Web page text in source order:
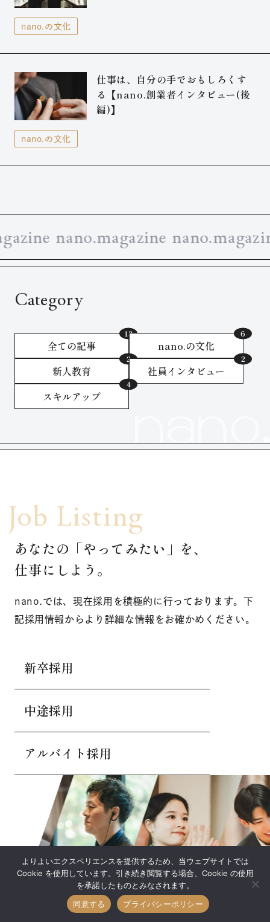
nano.の文化
仕事は、自分の手でおもしろくす
る【nano.創業者インタビュー(後
編)】
nano.の文化
nano.magazine
Category
全ての記事
nano.の文化
新人教育
社員インタビュー
スキルアップ
あ なたの 「やっ て みたい 」 を、
仕事に しよ う 。
nano.では、現在採用を積極的に行っております。 下
記採用情報からより詳細な情報をお確かめください。
新卒採用
中途採用
アルバイト採用
よりよいエクスペリエンスを提供するため、当ウェブサイトでは
Cookie を使用しています。引き続き閲覧する場合、Cookie の使用
を承諾したものとみなされます。
同意する
プライバシーポリシー